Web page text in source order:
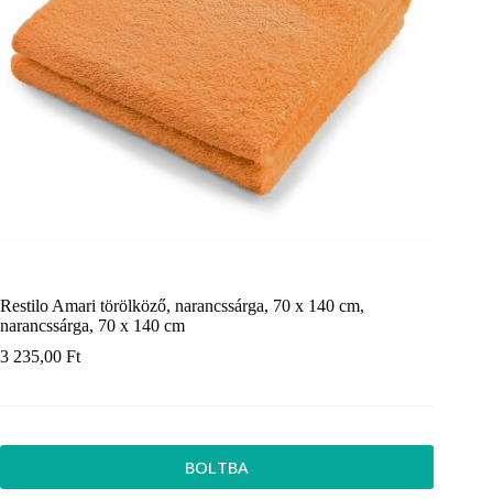
Restilo Amari törölköző, narancssárga, 70 x 140 cm,
narancssárga, 70 x 140 cm
3 235,00 Ft
BOLTBA